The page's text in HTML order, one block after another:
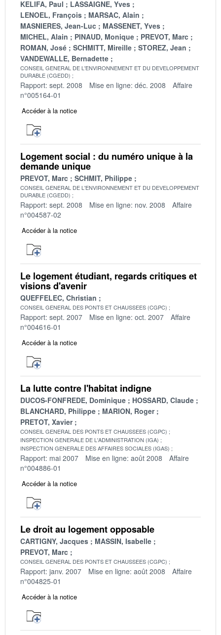
KELIFA, Paul
LASSAIGNE, Yves
LENOEL, François
MARSAC, Alain
MASNIERES, Jean-Luc
MASSENET, Yves
MICHEL, Alain
PINAUD, Monique
PREVOT, Marc
ROMAN, José
SCHMITT, Mireille
STOREZ, Jean
VANDEWALLE, Bernadette
CONSEIL GENERAL DE L'ENVIRONNEMENT ET DU DEVELOPPEMENT
DURABLE (CGEDD)
Rapport: sept. 2008 Mise en ligne: déc. 2008
Affaire
n°005164-01
Accéder à la notice
Logement social : du numéro unique à la
demande unique
PREVOT, Marc SCHMIT, Philippe
CONSEIL GENERAL DE L'ENVIRONNEMENT ET DU DEVELOPPEMENT
DURABLE (CGEDD)
Rapport: sept. 2008 Mise en ligne: nov. 2008
Affaire
n°004587-02
Accéder à la notice
Le logement étudiant, regards critiques et
visions d'avenir
QUEFFELEC, Christian
CONSEIL GENERAL DES PONTS ET CHAUSSEES (CGPC)
Rapport: sept. 2007 Mise en ligne: oct. 2007
Affaire
n°004616-01
Accéder à la notice
La lutte contre l'habitat indigne
DUCOS-FONFREDE, Dominique
HOSSARD, Claude
BLANCHARD, Philippe
MARION, Roger
PRETOT, Xavier
CONSEIL GENERAL DES PONTS ET CHAUSSEES (CGPC)
INSPECTION GENERALE DE L'ADMINISTRATION (IGA)
INSPECTION GENERALE DES AFFAIRES SOCIALES (IGAS)
Rapport: mai 2007 Mise en ligne: août 2008
Affaire
n°004886-01
Accéder à la notice
Le droit au logement opposable
CARTIGNY, Jacques
MASSIN, Isabelle
PREVOT, Marc
CONSEIL GENERAL DES PONTS ET CHAUSSEES (CGPC)
Rapport: janv. 2007 Mise en ligne: août 2008
Affaire
n°004825-01
Accéder à la notice